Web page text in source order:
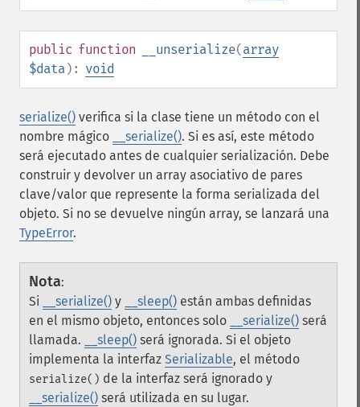
public function __unserialize(array
$data): void
serialize() verifica si la clase tiene un método con el
nombre mágico
__serialize(). Si es así, este método
será ejecutado antes de cualquier serialización. Debe
construir y devolver un array asociativo de pares
clave/valor que represente la forma serializada del
objeto. Si no se devuelve ningún array, se lanzará una
TypeError.
Nota:
Si
__serialize() y __sleep() están ambas definidas
en el mismo objeto, entonces solo
__serialize() será
llamada.
__sleep() será ignorada. Si el objeto
implementa la interfaz Serializable, el método
serialize() de la interfaz será ignorado y
__serialize() será utilizada en su lugar.